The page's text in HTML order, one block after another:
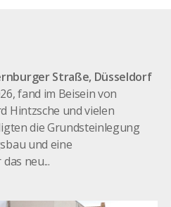
Straße, Düsseldorf
fand im Beisein von
Hintzsche und vielen
die Grundsteinlegung
und eine
neu...